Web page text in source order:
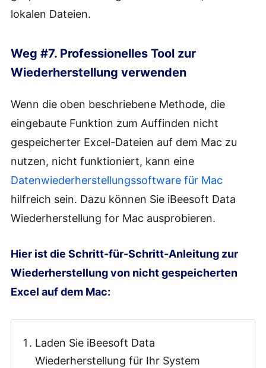
lokalen Dateien.
Weg #7. Professionelles Tool zur
Wiederherstellung verwenden
Wenn die oben beschriebene Methode, die
eingebaute Funktion zum Auffinden nicht
gespeicherter Excel-Dateien auf dem Mac zu
nutzen, nicht funktioniert, kann eine
Datenwiederherstellungssoftware für Mac
hilfreich sein. Dazu können Sie iBeesoft Data
Wiederherstellung for Mac ausprobieren.
Hier ist die Schritt-für-Schritt-Anleitung zur
Wiederherstellung von nicht gespeicherten
Excel auf dem Mac:
Laden Sie iBeesoft Data
Wiederherstellung für Ihr System